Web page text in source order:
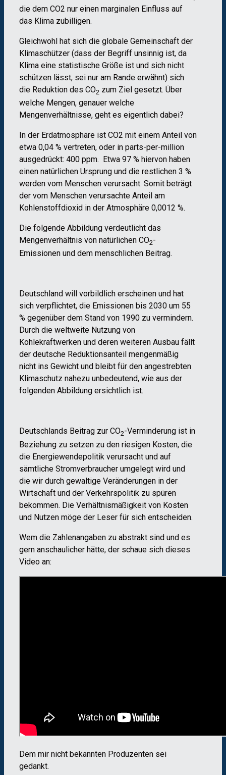
die dem CO2 nur einen marginalen Einfluss auf
das Klima zubilligen.
Gleichwohl hat sich die globale Gemeinschaft der
Klimaschützer (dass der Begriff unsinnig ist, da
Klima eine statistische Größe ist und sich nicht
schützen lässt, sei nur am Rande erwähnt) sich
die Reduktion des CO2 zum Ziel gesetzt. Über
welche Mengen, genauer welche
Mengenverhältnisse, geht es eigentlich dabei?
In der Erdatmosphäre ist CO2 mit einem Anteil von
etwa 0,04 % vertreten, oder in parts-per-million
ausgedrückt: 400 ppm. Etwa 97 % hiervon haben
einen natürlichen Ursprung und die restlichen 3 %
werden vom Menschen verursacht. Somit beträgt
der vom Menschen verursachte Anteil am
Kohlenstoffdioxid in der Atmosphäre 0,0012 %.
Die folgende Abbildung verdeutlicht das
Mengenverhältnis von natürlichen CO2-
Emissionen und dem menschlichen Beitrag.
Deutschland will vorbildlich erscheinen und hat
sich verpflichtet, die Emissionen bis 2030 um 55
% gegenüber dem Stand von 1990 zu vermindern.
Durch die weltweite Nutzung von
Kohlekraftwerken und deren weiteren Ausbau fällt
der deutsche Reduktionsanteil mengenmäßig
nicht ins Gewicht und bleibt für den angestrebten
Klimaschutz nahezu unbedeutend, wie aus der
folgenden Abbildung ersichtlich ist.
Deutschlands Beitrag zur CO2-Verminderung ist in
Beziehung zu setzen zu den riesigen Kosten, die
die Energiewendepolitik verursacht und auf
sämtliche Stromverbraucher umgelegt wird und
die wir durch gewaltige Veränderungen in der
Wirtschaft und der Verkehrspolitik zu spüren
bekommen. Die Verhältnismäßigkeit von Kosten
und Nutzen möge der Leser für sich entscheiden.
Wem die Zahlenangaben zu abstrakt sind und es
gern anschaulicher hätte, der schaue sich dieses
Video an:
Dem mir nicht bekannten Produzenten sei
gedankt.